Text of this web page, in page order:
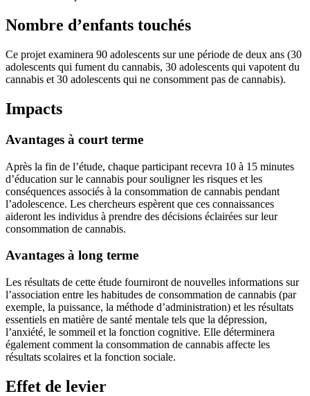
Nombre d’enfants touchés
Ce projet examinera 90 adolescents sur une période de deux ans (30
adolescents qui fument du cannabis, 30 adolescents qui vapotent du
cannabis et 30 adolescents qui ne consomment pas de cannabis).
Impacts
Avantages à court terme
Après la fin de l’étude, chaque participant recevra 10 à 15 minutes
d’éducation sur le cannabis pour souligner les risques et les
conséquences associés à la consommation de cannabis pendant
l’adolescence. Les chercheurs espèrent que ces connaissances
aideront les individus à prendre des décisions éclairées sur leur
consommation de cannabis.
Avantages à long terme
Les résultats de cette étude fourniront de nouvelles informations sur
l’association entre les habitudes de consommation de cannabis (par
exemple, la puissance, la méthode d’administration) et les résultats
essentiels en matière de santé mentale tels que la dépression,
l’anxiété, le sommeil et la fonction cognitive. Elle déterminera
également comment la consommation de cannabis affecte les
résultats scolaires et la fonction sociale.
Effet de levier